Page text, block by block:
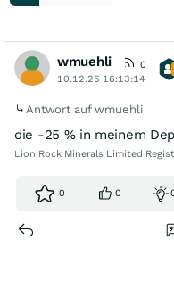
wmuehli
0
10.12.25 16:13:14
Antwort auf wmuehli
die -25 % in meinem
Lion Rock Minerals Limited
0 0